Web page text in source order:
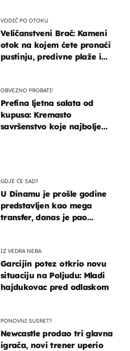
GDJE ĆE SAD?
U Dinamu je prošle godine
predstavljen kao mega
transfer, danas je pao
IZ VEDRA NEBA
Garcijin potez otkrio novu
situaciju na Poljudu: Mladi
hajdukovac pred odlaskom
PONOVNI SUSRET?
Newcastle prodao tri glavna
igrača, novi trener uperio
VODIČ PO OTOKU
Veličanstveni Brač: Kameni
otok na kojem ćete pronaći
pustinju, predivne plaže i
OBVEZNO PROBATI!
Prefina ljetna salata od
kupusa: Kremasto
savršenstvo koje najbolje